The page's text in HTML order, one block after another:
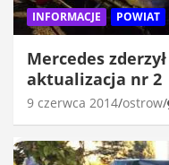
INFORMACJE POWIAT
Mercedes
aktualizacja nr 2
9 czerwca 2014 ostrow